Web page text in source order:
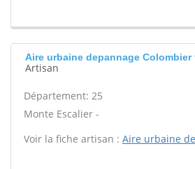
Aire urbaine depannage
Artisan
Département: 25
Monte Escalier -
Voir la fiche artisan : Aire urbaine